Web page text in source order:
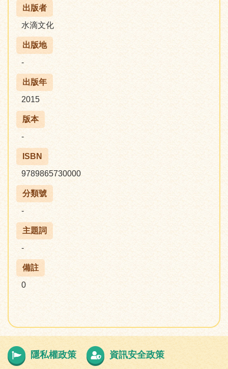
出版者
水滴文化
出版地
-
出版年
2015
版本
-
ISBN
9789865730000
分類號
-
主題詞
-
備註
0
隱私權政策 資訊安全政策